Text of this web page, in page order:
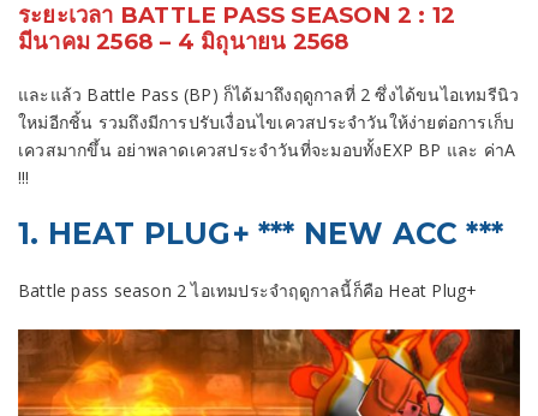
ระยะเวลา BATTLE PASS SEASON 2 : 12
มีนาคม 2568 – 4 มิถุนายน 2568
และแล้ว Battle Pass (BP) ก็ได้มาถึงฤดูกาลที่ 2 ซึ่งได้ขนไอเทมรีนิว
ใหม่อีกชิ้น รวมถึงมีการปรับเงื่อนไขเควสประจำวันให้ง่ายต่อการเก็บ
เควสมากขึ้น อย่าพลาดเควสประจำวันที่จะมอบทั้งEXP BP และ ค่าA
!!!
1. HEAT PLUG+ *** NEW ACC ***
Battle pass season 2 ไอเทมประจำฤดูกาลนี้ก็คือ Heat Plug+